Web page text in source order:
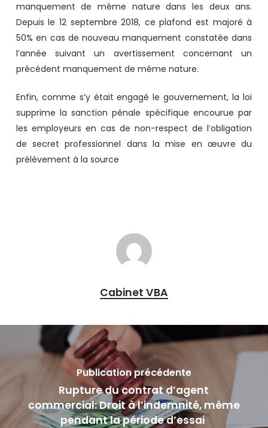
manquement de même nature dans les deux ans.
Depuis le 12 septembre 2018, ce plafond est majoré à
50% en cas de nouveau manquement constatée dans
l’année suivant un avertissement concernant un
précédent manquement de même nature.
Enfin, comme s’y était engagé le gouvernement, la loi
supprime la sanction pénale spécifique encourue par
les employeurs en cas de non-respect de l’obligation
de secret professionnel dans la mise en œuvre du
prélèvement à la source
Cabinet VBA
Publication précédente
Rupture du contrat d’agent
commercial: Droit à l’indemnité, même
pendant la période d’essai